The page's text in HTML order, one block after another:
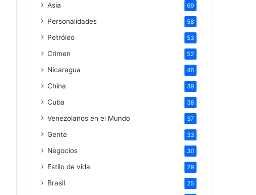
Asia 69
Personalidades 58
Petróleo 53
Crimen 52
Nicaragua 46
China 39
Cuba 38
Venezolanos en el Mundo 37
Gente 33
Negocios 30
Estilo de vida 29
Brasil 25